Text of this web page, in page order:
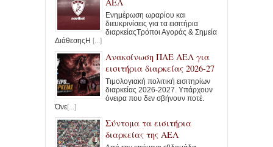
Ενημέρωση ωραρίου και
διευκρινίσεις για τα εισιτήρια
διαρκείαςΤρόποι Αγοράς & Σημεία
ΔιάθεσηςΗ [...]
Ανακοίνωση ΠΑΕ ΑΕΛ για
εισιτήρια διαρκείας 2026-27
Τιμολογιακή πολιτική εισιτηρίων
διαρκείας 2026-2027. Υπάρχουν
όνειρα που δεν σβήνουν ποτέ.
Όνε[...]
Σύντομα τα εισιτήρια
διαρκείας της ΑΕΛ